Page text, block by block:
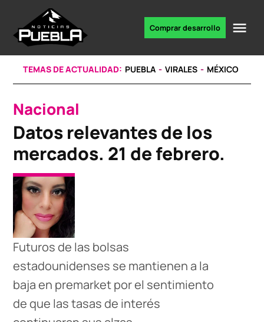
content
noticias
Comprar desarrollo
TEMAS DE ACTUALIDAD: PUEBLA VIRALES MÉXICO
POSTED
IN
Nacional
Datos relevantes de los
mercados. 21 de febrero.
Futuros de las bolsas
estadounidenses se mantienen a la
baja en premarket por el sentimiento
de que las tasas de interés